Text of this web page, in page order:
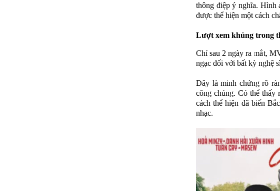
thông điệp ý nghĩa. Hình
được thể hiện một cách
Lượt xem khủng trong
Chỉ sau 2 ngày ra mắt,
ngạc đối với bất kỳ nghệ
Đây là minh chứng rõ
công chúng. Có thể thấy
cách thể hiện đã biến
nhạc.